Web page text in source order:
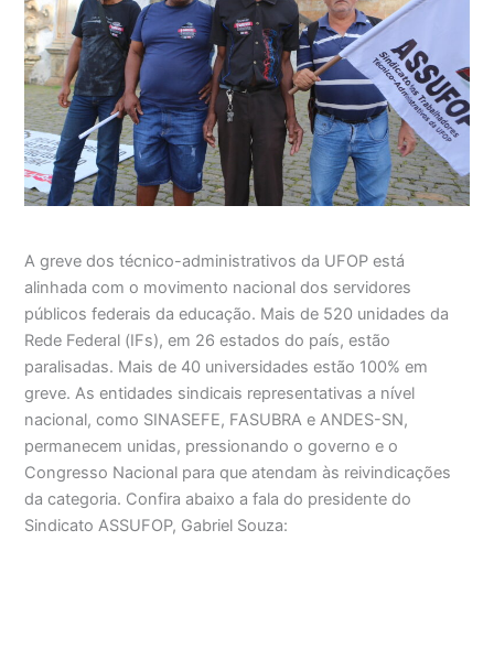
A greve dos técnico-administrativos da UFOP está
alinhada com o movimento nacional dos servidores
públicos federais da educação. Mais de 520 unidades da
Rede Federal (IFs), em 26 estados do país, estão
paralisadas. Mais de 40 universidades estão 100% em
greve. As entidades sindicais representativas a nível
nacional, como SINASEFE, FASUBRA e ANDES-SN,
permanecem unidas, pressionando o governo e o
Congresso Nacional para que atendam às reivindicações
da categoria. Confira abaixo a fala do presidente do
Sindicato ASSUFOP, Gabriel Souza: